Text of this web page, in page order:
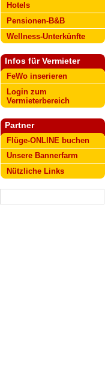
Hotels
Pensionen-B&B
Wellness-Unterkünfte
Infos für Vermieter
FeWo inserieren
Login zum
Vermieterbereich
Partner
Flüge-ONLINE buchen
Unsere Bannerfarm
Nützliche Links